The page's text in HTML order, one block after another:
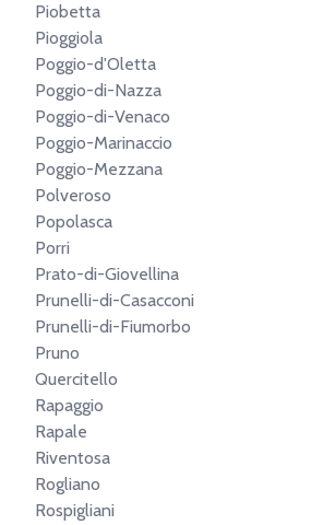
Piobetta
Pioggiola
Poggio-d'Oletta
Poggio-di-Nazza
Poggio-di-Venaco
Poggio-Marinaccio
Poggio-Mezzana
Polveroso
Popolasca
Porri
Prato-di-Giovellina
Prunelli-di-Casacconi
Prunelli-di-Fiumorbo
Pruno
Quercitello
Rapaggio
Rapale
Riventosa
Rogliano
Rospigliani